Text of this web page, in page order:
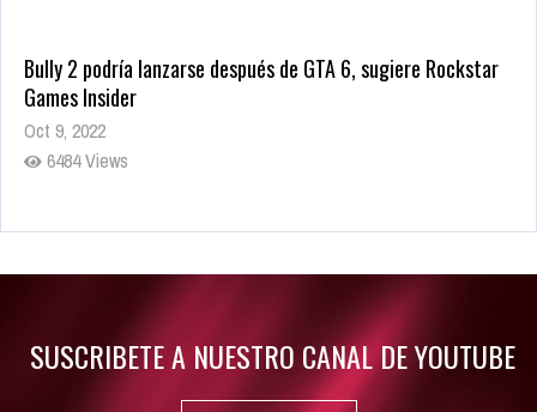
Bully 2 podría lanzarse después de GTA 6, sugiere Rockstar
Games Insider
Oct 9, 2022
6484 Views
Rumor: Se filtran los primeros detalles de Resident Evil 9
SUSCRIBETE A NUESTRO CANAL DE YOUTUBE